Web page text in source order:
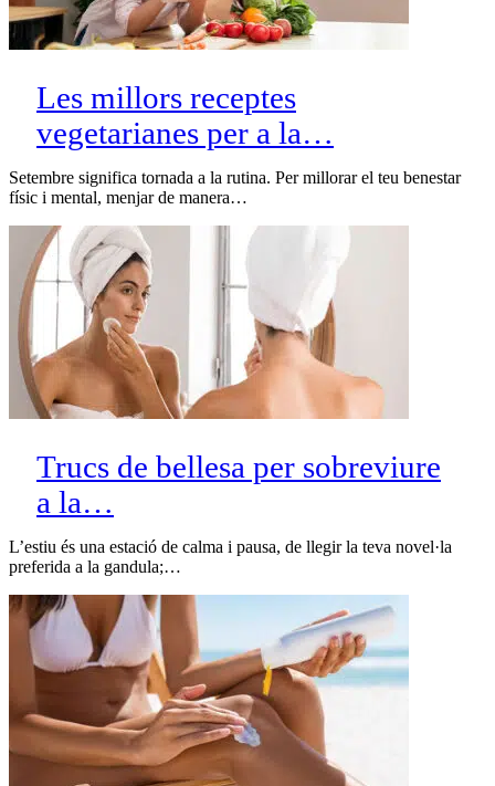
Les millors receptes
vegetarianes per a la…
Setembre significa tornada a la rutina. Per millorar el teu benestar
físic i mental, menjar de manera…
Trucs de bellesa per sobreviure
a la…
L’estiu és una estació de calma i pausa, de llegir la teva novel·la
preferida a la gandula;…